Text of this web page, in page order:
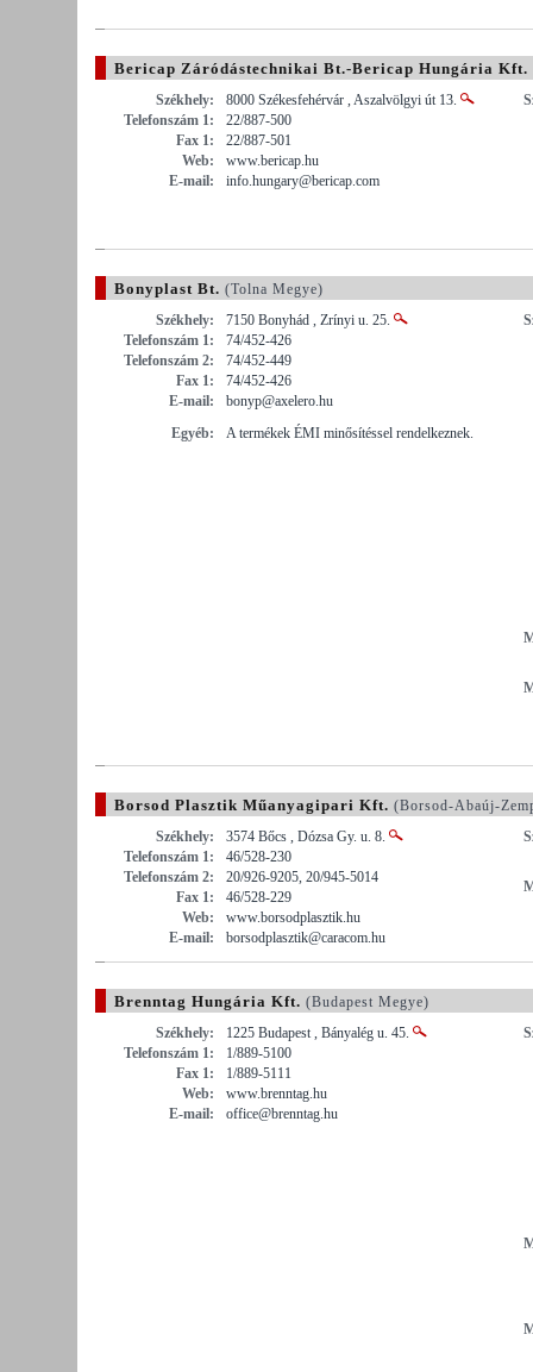
Bericap Záródástechnikai Bt.-Bericap Hungária Kft.
Székhely:
8000 Székesfehérvár , Aszalvölgyi út 13.
Telefonszám 1:
22/887-500
Fax 1:
22/887-501
Web:
www.bericap.hu
E-mail:
info.hungary@bericap.com
Bonyplast Bt. (Tolna Megye)
Székhely:
7150 Bonyhád , Zrínyi u. 25.
Telefonszám 1:
74/452-426
Telefonszám 2:
74/452-449
Fax 1:
74/452-426
E-mail:
bonyp@axelero.hu
Egyéb:
A termékek ÉMI minősítéssel rendelkeznek.
Borsod Plasztik Műanyagipari Kft. (Borsod-Abaúj-
Székhely:
3574 Bőcs , Dózsa Gy. u. 8.
Telefonszám 1:
46/528-230
Telefonszám 2:
20/926-9205, 20/945-5014
Fax 1:
46/528-229
Web:
www.borsodplasztik.hu
E-mail:
borsodplasztik@caracom.hu
Brenntag Hungária Kft. (Budapest Megye)
Székhely:
1225 Budapest , Bányalég u. 45.
Telefonszám 1:
1/889-5100
Fax 1:
1/889-5111
Web:
www.brenntag.hu
E-mail:
office@brenntag.hu